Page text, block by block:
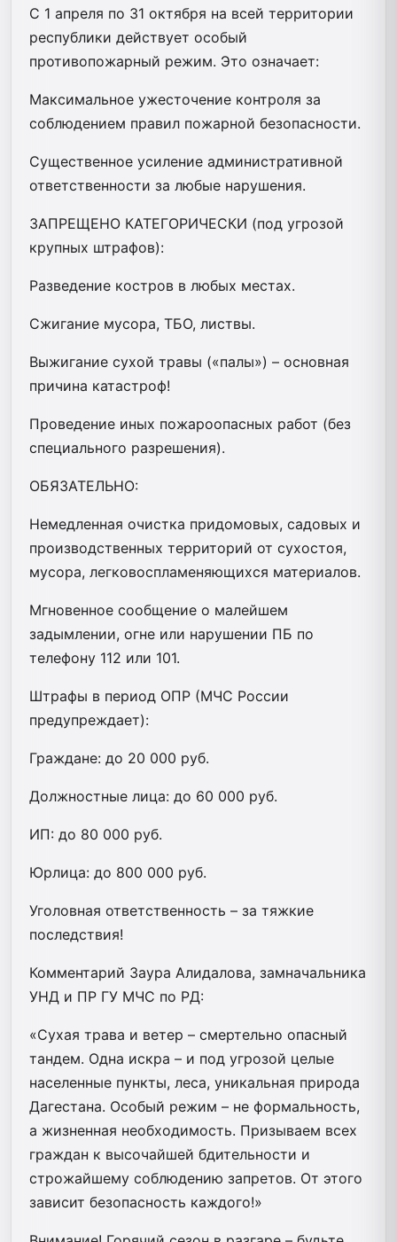
С 1 апреля по 31 октября на всей территории
республики действует особый
противопожарный режим. Это означает:
Максимальное ужесточение контроля за
соблюдением правил пожарной безопасности.
Существенное усиление административной
ответственности за любые нарушения.
ЗАПРЕЩЕНО КАТЕГОРИЧЕСКИ (под угрозой
крупных штрафов):
Разведение костров в любых местах.
Сжигание мусора, ТБО, листвы.
Выжигание сухой травы («палы») – основная
причина катастроф!
Проведение иных пожароопасных работ (без
специального разрешения).
ОБЯЗАТЕЛЬНО:
Немедленная очистка придомовых, садовых и
производственных территорий от сухостоя,
мусора, легковоспламеняющихся материалов.
Мгновенное сообщение о малейшем
задымлении, огне или нарушении ПБ по
телефону 112 или 101.
Штрафы в период ОПР (МЧС России
предупреждает):
Граждане: до 20 000 руб.
Должностные лица: до 60 000 руб.
ИП: до 80 000 руб.
Юрлица: до 800 000 руб.
Уголовная ответственность – за тяжкие
последствия!
Комментарий Заура Алидалова, замначальника
УНД и ПР ГУ МЧС по РД:
«Сухая трава и ветер – смертельно опасный
тандем. Одна искра – и под угрозой целые
населенные пункты, леса, уникальная природа
Дагестана. Особый режим – не формальность,
а жизненная необходимость. Призываем всех
граждан к высочайшей бдительности и
строжайшему соблюдению запретов. От этого
зависит безопасность каждого!»